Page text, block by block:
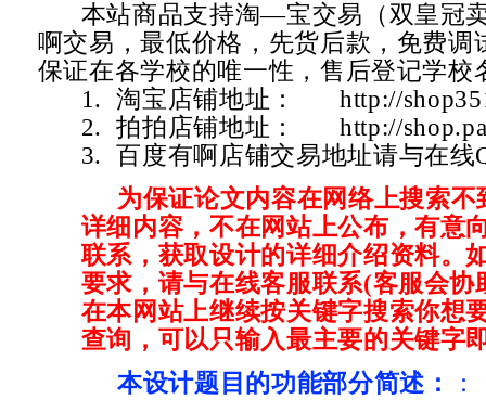
本站商品支持淘—宝交易（双皇冠
啊交易，最低价格，先货后款，免费调
保证在各学校的唯一性，售后登记学校
1. 淘宝店铺地址： http://
2. 拍拍店铺地址： http://
3. 百度有啊店铺交易地址请与在线
为保证论文内容在网络上搜索
详细内容，不在网站上公布，有意
联系，获取设计的详细介绍资料。
要求，请与在线客服联系(客服会
在本网站上继续按关键字搜索你想
查询，可以只输入最主要的关键字
本设计题目的功能部分简述：
：